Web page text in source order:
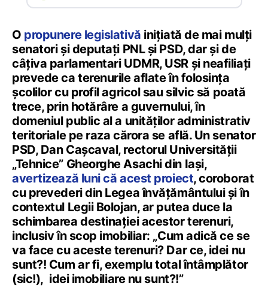
O propunere legislativă inițiată de mai mulți
senatori și deputați PNL și PSD, dar și de
câțiva parlamentari UDMR, USR și neafiliați
prevede ca terenurile aflate în folosința
școlilor cu profil agricol sau silvic să poată
trece, prin hotărâre a guvernului, în
domeniul public al a unităților administrativ
teritoriale pe raza cărora se află. Un senator
PSD, Dan Cașcaval, rectorul Universității
„Tehnice” Gheorghe Asachi din Iași,
avertizează luni că acest proiect, coroborat
cu prevederi din Legea învățământului și în
contextul Legii Bolojan, ar putea duce la
schimbarea destinației acestor terenuri,
inclusiv în scop imobiliar: „Cum adică ce se
va face cu aceste terenuri? Dar ce, idei nu
sunt?! Cum ar fi, exemplu total întâmplător
(sic!), idei imobiliare nu sunt?!”